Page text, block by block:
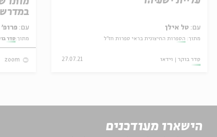
עם: טל אילן
מתוך: הספרות החיצונית בראי ספרות חז"ל
סדר בוקר וידאו 27.07.21
עם: פרופ' אביגדור שנאן
מתוך:סדר
zoom
הישארו מעודכנים